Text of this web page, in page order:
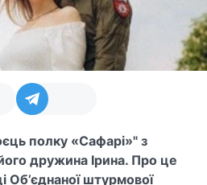
полку «Сафарі»" з
дружина Ірина. Про це
Об’єднаної штурмової